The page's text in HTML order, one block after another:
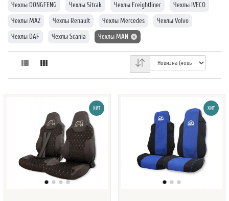
Чехлы DONGFENG Чехлы Sitrak Чехлы Freightliner Чехлы IVECO
Чехлы MAZ Чехлы Renault Чехлы Mercedes Чехлы Volvo
Чехлы DAF Чехлы Scania Чехлы MAN
ХИТ ХИТ